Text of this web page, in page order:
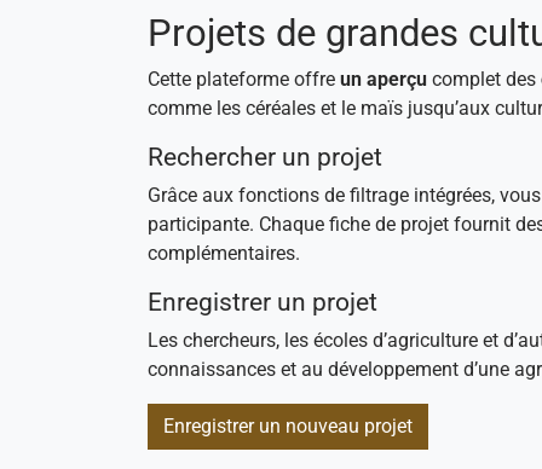
Projets de grandes
Cette plateforme offre un aperçu complet des
comme les céréales et le maïs jusqu’aux
Rechercher un projet
Grâce aux fonctions de filtrage intégrées,
participante. Chaque fiche de projet fournit
complémentaires.
Enregistrer un projet
Les chercheurs, les écoles d’agriculture et
connaissances et au développement d’une
Enregistrer un nouveau projet